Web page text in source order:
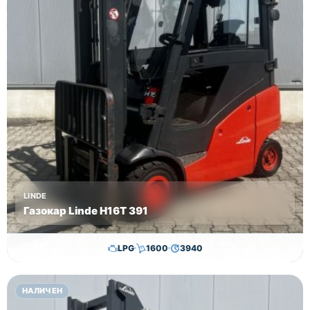
LINDE
Газокар Linde H16T 391
LPG 1600 3940
11,500.00€11,300.00€
Височина Година
НАЛИЧЕН